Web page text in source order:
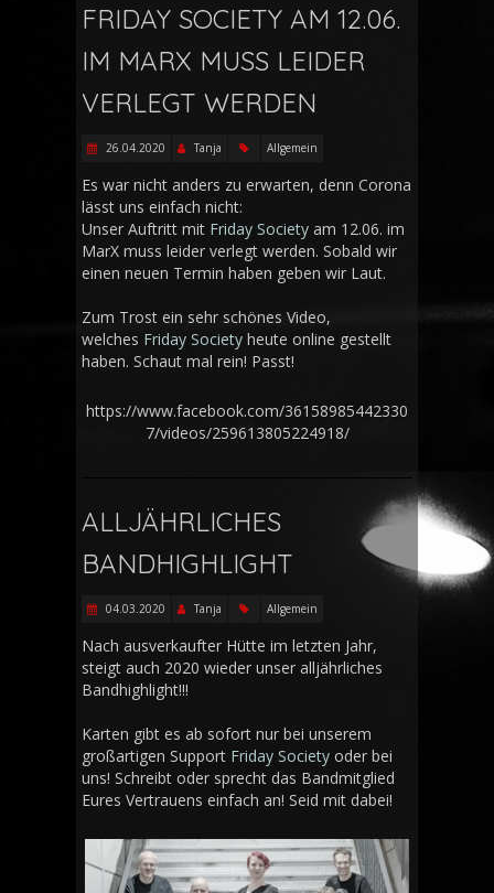
FRIDAY SOCIETY AM 12.06.
IM MARX MUSS LEIDER
VERLEGT WERDEN
26.04.2020 Tanja Allgemein
Es war nicht anders zu erwarten, denn Corona
lässt uns einfach nicht:
Unser Auftritt mit Friday Society am 12.06. im
MarX muss leider verlegt werden. Sobald wir
einen neuen Termin haben geben wir Laut.
Zum Trost ein sehr schönes Video,
welches Friday Society heute online gestellt
haben. Schaut mal rein! Passt!
https://www.facebook.com/36158985442330
7/videos/259613805224918/
ALLJÄHRLICHES
BANDHIGHLIGHT
04.03.2020 Tanja Allgemein
Nach ausverkaufter Hütte im letzten Jahr,
steigt auch 2020 wieder unser alljährliches
Bandhighlight!!!
Karten gibt es ab sofort nur bei unserem
großartigen Support Friday Society oder bei
uns! Schreibt oder sprecht das Bandmitglied
Eures Vertrauens einfach an! Seid mit dabei!